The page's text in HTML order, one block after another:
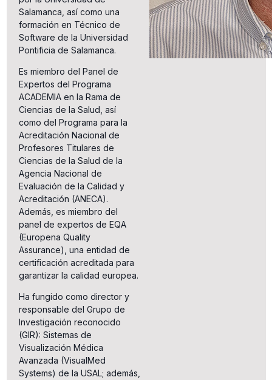
Salamanca, así como una
formación en Técnico de
Software de la Universidad
Pontificia de Salamanca.
Es miembro del Panel de
Expertos del Programa
ACADEMIA en la Rama de
Ciencias de la Salud, así
como del Programa para la
Acreditación Nacional de
Profesores Titulares de
Ciencias de la Salud de la
Agencia Nacional de
Evaluación de la Calidad y
Acreditación (ANECA).
Además, es miembro del
panel de expertos de EQA
(Europena Quality
Assurance), una entidad de
certificación acreditada para
garantizar la calidad europea.
Ha fungido como director y
responsable del Grupo de
Investigación reconocido
(GIR): Sistemas de
Visualización Médica
Avanzada (VisualMed
Systems) de la USAL; además,